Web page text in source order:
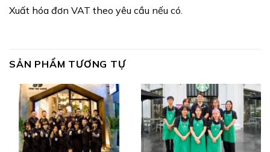
Xuất hóa đơn VAT theo yêu cầu nếu có.
SẢN PHẨM TƯƠNG TỰ